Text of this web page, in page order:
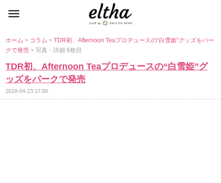
ホーム> コラム>TDR初、Afternoon Teaプロデュースの“白雪姫”グッズをパー
クで発売> 写真・詳細 6枚目
TDR初、Afternoon Teaプロデュースの“白雪姫”グ
ッズをパークで発売
2018-04-23 17:00